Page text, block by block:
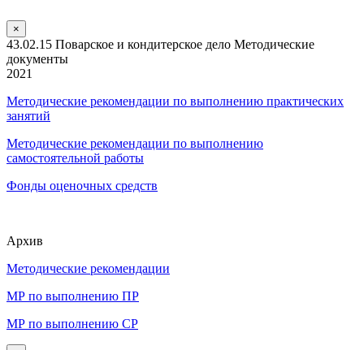
×
43.02.15 Поварское и кондитерское дело Методические
документы
2021
Методические рекомендации по выполнению практических
занятий
Методические рекомендации по выполнению
самостоятельной работы
Фонды оценочных средств
Архив
Методические рекомендации
МР по выполнению ПР
МР по выполнению СР